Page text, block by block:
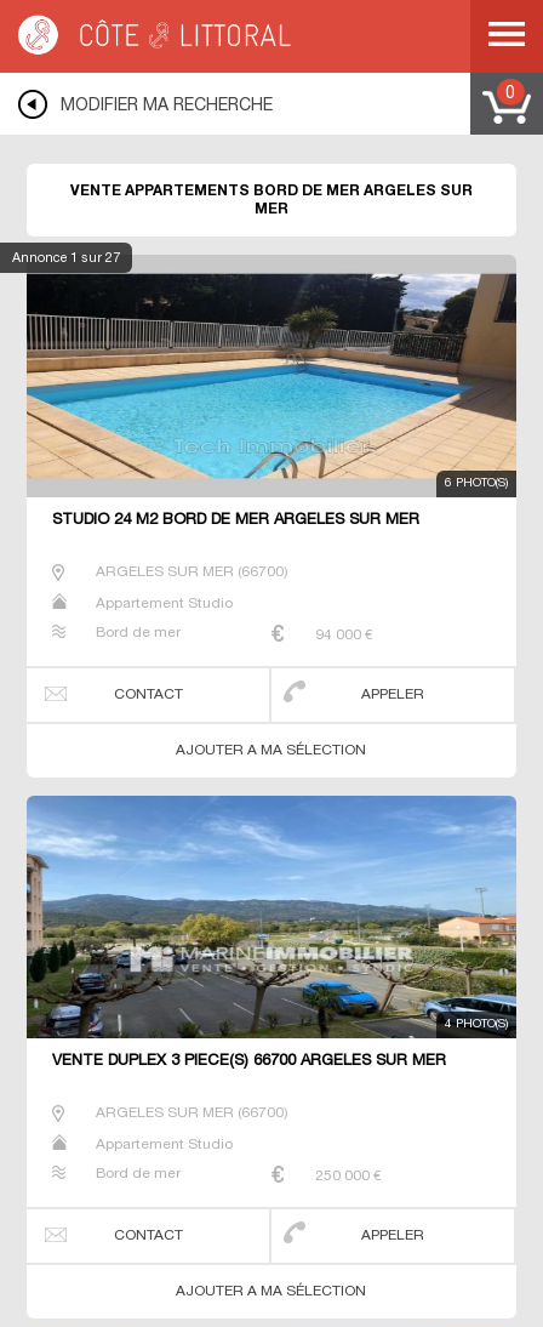
MEDITERRANEE
LANGUEDOC ROUSSILLON PYRENEES ORIENTALES>
ARGELES SUR MER
MODIFIER MA RECHERCHE
0
Annonce 1 sur 27
VENTE APPARTEMENTS BORD DE MER ARGELES SUR
MER
6 PHOTO(S)
STUDIO 24 M2 BORD DE MER ARGELES SUR MER
ARGELES SUR MER (66700)
Appartement Studio
Bord de mer 94 000 €
CONTACT APPELER
AJOUTER A MA SÉLECTION
4 PHOTO(S)
VENTE DUPLEX 3 PIÈCE(S) 66700 ARGELES SUR MER
ARGELES SUR MER (66700)
Appartement Studio
Bord de mer 250 000 €
CONTACT APPELER
AJOUTER A MA SÉLECTION